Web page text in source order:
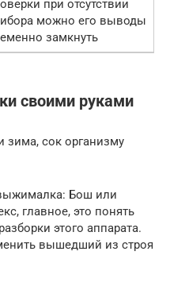
при отсутствии
можно его выводы
замкнуть
своими руками
зима, сок организму
Бош или
главное, это понять
этого аппарата.
вышедший из строя